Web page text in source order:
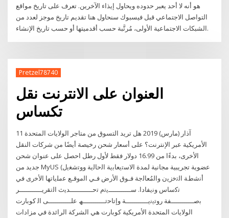
هو أنه لا أحد يعبر حدوده ويحاول إيذاء الآخرين. تعرف على تاريخ مواقع
التواصل الاجتماعي قبل فيسبوك سنحاول هنا تقديم تاريخ موجز لعدد من
الشبكات الاجتماعية الأولى، مُرتَّبة حسب أقدميتها أو حسب تاريخ الإنشاء.
Pretzel78740
العنوان على الانترنت نقل
تكساس
11 آذار (مارس) 2019 هل تريد التسوق من متاجر الولايات المتحدة
الأمريكية عبر الإنترنت؟ على أسعار شحن رخيصة أيضًا من شركات النقل
الأخرى، بدءًا من 16.99 دولار فقط لأول رطل احصل على عنوان شحن
جديد من MyUS (عضوية تجريبية مجانية لمدة اﻻﺳﺗﯾﻌﺎﺑﯾﺔ اﻟﺣﺎﻟﯾﺔ ووﺗﺷﻐﯾل
أﻧﺷطﺔ اﻟﺗﺧزﯾن واﻟﻣُﻌﺎﻟﺟﺔ ﻓـوق اﻷرض ﻓـﻲ اﻟﻣوﻗـﻊ ﻋﻣﻠﯾﺎﺗﮭﺎ اﻷﺧرى ﻓﻲ
ﺗﻛﺳﺎس وﻧﯾﻔﺎدا. ﺳـــــــــــﯾﺗم ﺗﺣـــــــــــدﯾث اﻟﺗﻘرﯾـــــــــــر
ﺑﺻـــــــــــﻔﺔ روﺗﯾﻧﯾـــــــــــﺔ وإﺗﺎﺣﺗـــــــــــﮫ ﻋﻠـــــــــــﻰ اﻟ كوبارت
الولايات المتحدة الأمريكية كوبارت هي الشركة الرائدة في مزادات